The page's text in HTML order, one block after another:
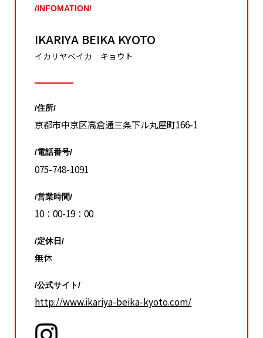
/INFOMATION/
IKARIYA BEIKA KYOTO
イカリヤベイカ キョウト
/住所/
京都市中京区高倉通三条下ル丸屋町166-1
/電話番号/
075-748-1091
/営業時間/
10：00-19：00
/定休日/
無休
/公式サイト/
http://www.ikariya-beika-kyoto.com/